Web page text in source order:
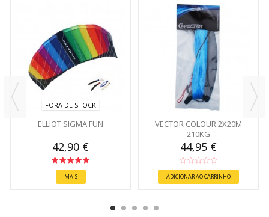
FORA DE STOCK
ELLIOT SIGMA FUN
42,90 €
MAIS
VECTOR COLOUR 2X20M
210KG
44,95 €
ADICIONAR AO CARRINHO